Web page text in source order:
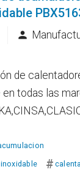
person
de
todas las
#